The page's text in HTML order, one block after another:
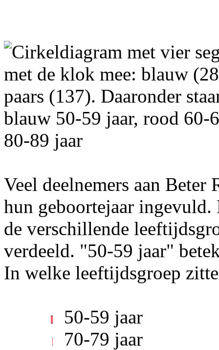
Veel deelnemers aan
hun geboortejaar
de verschillende
verdeeld. "50-59 jaar"
In welke leeftijdsgroep
50-59 jaar
70-79 jaar